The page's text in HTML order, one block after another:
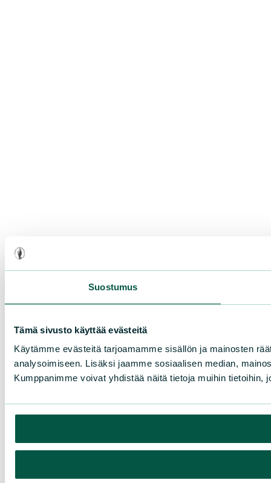
Suostumus
Tämä sivusto käyttää evästeitä
Käytämme evästeitä tarjoamamme sisällön ja mainosten
analysoimiseen. Lisäksi jaamme sosiaalisen median,
Kumppanimme voivat yhdistää näitä tietoja muihin tietoihin,